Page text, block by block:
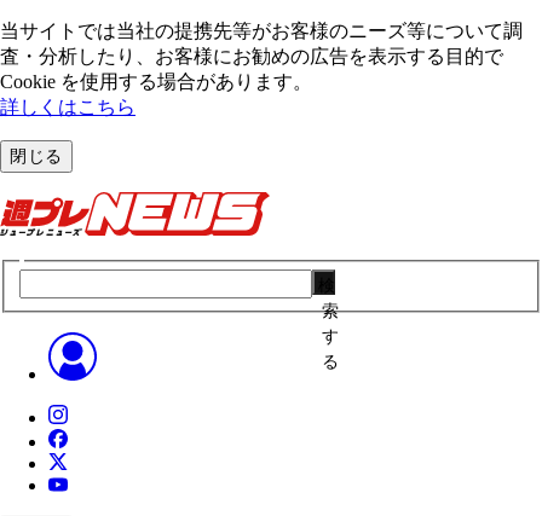
当サイトでは当社の提携先等がお客様のニーズ等について調
査・分析したり、お客様にお勧めの広告を表⽰する⽬的で
Cookie を使⽤する場合があります。
詳しくはこちら
閉じる
索
す
る